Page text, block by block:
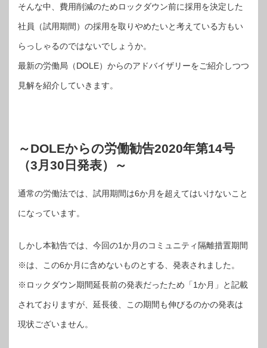
そんな中、費用削減のためロックダウン前に採用を決定した
社員（試用期間）の採用を取りやめたいと考えている方もい
らっしゃるのではないでしょうか。
最新の労働局（DOLE）からのアドバイザリーをご紹介しつつ
見解を紹介していきます。
～DOLEからの労働勧告2020年第14号
（3月30日発表）～
通常の労働法では、試用期間は6か月を超えてはいけないこと
になっています。
しかし本勧告では、今回の1か月のコミュニティ隔離措置期間
※は、この6か月に含めないものとする、発表されました。
※ロックダウン期間延長前の発表だったため「1か月」と記載
されておりますが、延長後、この期間も伸びるのかの発表は
現状ございません。